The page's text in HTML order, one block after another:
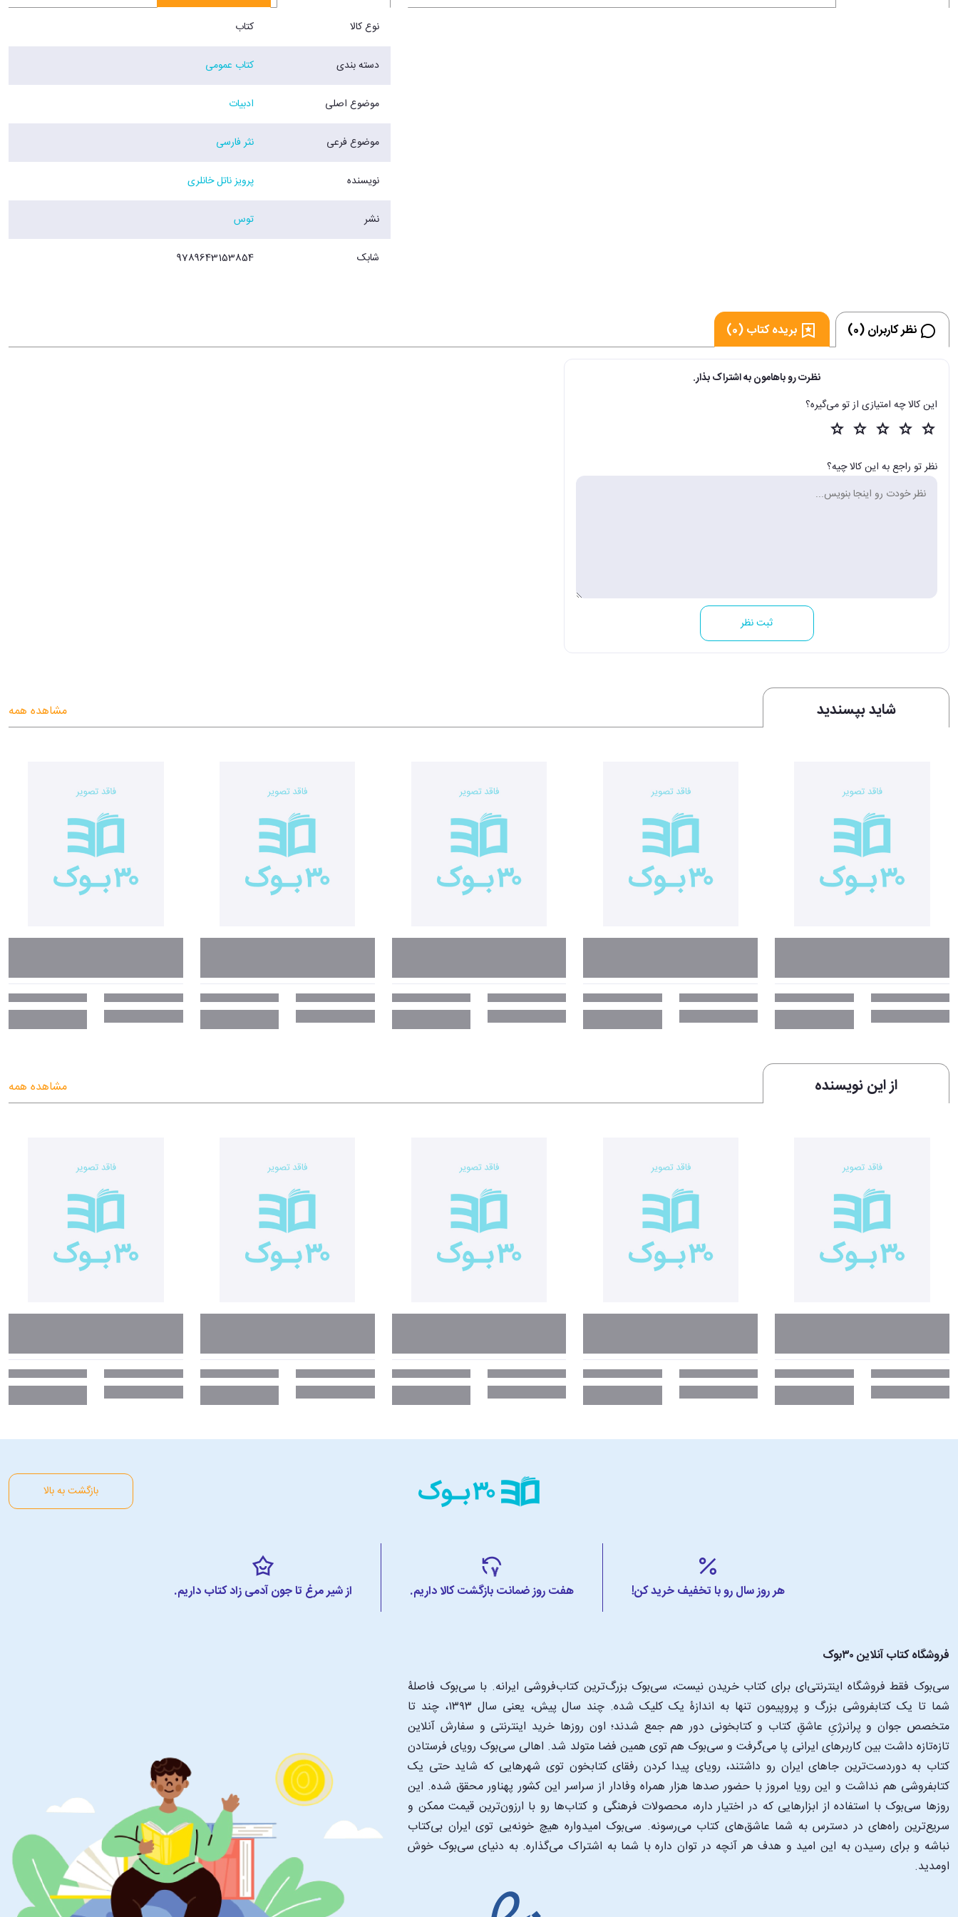
نوع کالا کتاب
دسته بندی کتاب عمومی
موضوع اصلی ادبیات
موضوع فرعی نثر فارسی
نویسنده پرویز ناتل خانلری
نشر توس
شابک 9789643153854
نظر کاربران (0) بریده کتاب (0)
نظرت رو باهامون به اشتراک بذار.
این کالا چه امتیازی از تو می‌گیره؟
نظر تو راجع به این کالا چیه؟
ثبت نظر
شاید بپسندید مشاهده همه
از این نویسنده مشاهده همه
بازگشت به بالا
هر روز سال رو با تخفیف خرید کن! هفت روز ضمانت بازگشت کالا داریم. از شیر مرغ تا جون آدمی زاد کتاب داریم.
فروشگاه کتاب آنلاین ۳۰بوک
سی‌بوک فقط فروشگاه اینترنتی‌ای برای کتاب خریدن نیست، سی‌بوک بزرگ‌ترین کتاب‌فروشی ایرانه. با سی‌بوک فاصلۀ
شما تا یک کتابفروشی بزرگ و پروپیمون تنها به اندازۀ یک کلیک شده. چند سال پیش، یعنی سال ۱۳۹۳، چند تا
متخصص جوان و پرانرژیِ عاشقِ کتاب و کتابخونی دور هم جمع شدند؛ اون‌ روزها خرید اینترنتی و سفارش آنلاین
تازه‌تازه داشت بین کاربرهای ایرانی پا می‌گرفت و سی‌بوک هم توی همین فضا متولد شد. اهالی سی‌بوک رویای فرستادن
کتاب به دوردست‌ترین جاهای ایران رو داشتند، رویای پیدا کردن رفقای کتابخون توی شهرهایی که شاید حتی یک
کتابفروشی هم نداشت و این رویا امروز با حضور صدها هزار همراه وفادار از سراسر این کشور پهناور محقق شده. این
‌روزها سی‌بوک با استفاده از ابزارهایی که در اختیار داره، محصولات فرهنگی و کتاب‌ها رو با ارزون‌ترین قیمت ممکن و
سریع‌ترین راه‌های در دسترس به شما عاشق‌های کتاب می‌رسونه. سی‌بوک امیدواره هیچ خونه‌یی توی ایران بی‌کتاب
نباشه و برای رسیدن به این امید و هدف هر آنچه در توان داره با شما به اشتراک می‌گذاره. به دنیای سی‌بوک خوش
اومدید.